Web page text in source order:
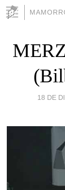
18 DE